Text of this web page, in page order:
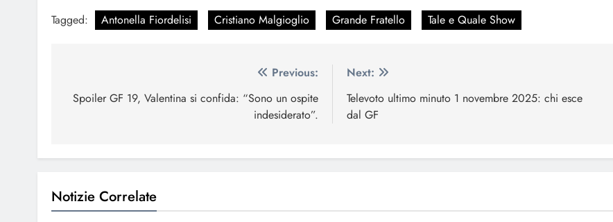
Tagged: Antonella Fiordelisi Cristiano Malgioglio Grande Fratello Tale e Quale Show
articoli
Previous:
Spoiler GF 19, Valentina si confida: “Sono un ospite
indesiderato”.
Next:
Televoto ultimo minuto 1 novembre 2025: chi esce
dal GF
Notizie Correlate